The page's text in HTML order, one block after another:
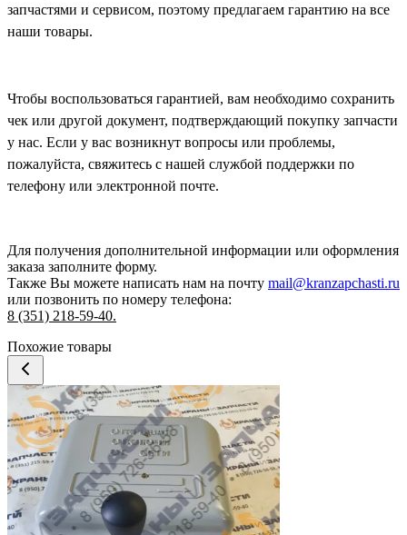
запчастями и сервисом, поэтому предлагаем гарантию на все
наши товары.
Чтобы воспользоваться гарантией, вам необходимо сохранить
чек или другой документ, подтверждающий покупку запчасти
у нас. Если у вас возникнут вопросы или проблемы,
пожалуйста, свяжитесь с нашей службой поддержки по
телефону или электронной почте.
Для получения дополнительной информации или оформления
заказа заполните форму.
Также Вы можете написать нам на почту mail@kranzapchasti.ru
или позвонить по номеру телефона:
8 (351) 218-59-40.
Похожие товары